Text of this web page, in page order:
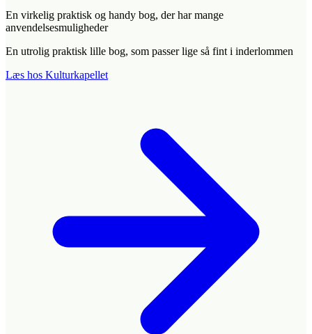
En virkelig praktisk og handy bog, der har mange
anvendelsesmuligheder
En utrolig praktisk lille bog, som passer lige så fint i inderlommen
Læs hos Kulturkapellet